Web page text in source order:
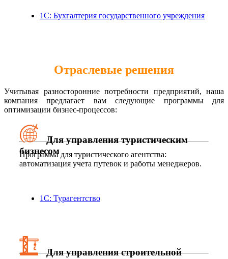
1С: Бухгалтерия государственного учреждения
Отраслевые решения
Учитывая разносторонние потребности предприятий, наша
компания предлагает вам следующие программы для
оптимизации бизнес-процессов:
Для управления туристическим
бизнесом
Программа для туристического агентства:
автоматизация учета путевок и работы менеджеров.
1С: Турагентство
Для управления строительной